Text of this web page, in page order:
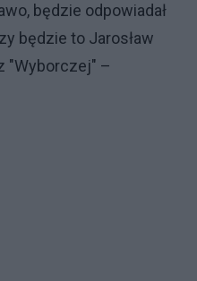
będzie odpowiadał
będzie to Jarosław
"Wyborczej" –